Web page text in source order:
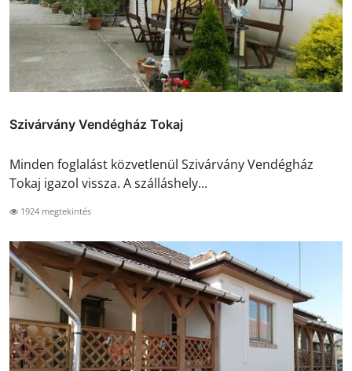
Szivárvány Vendégház Tokaj
Minden foglalást közvetlenül Szivárvány Vendégház
Tokaj igazol vissza. A szálláshely...
1924 megtekintés